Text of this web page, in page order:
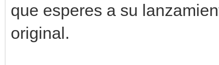
que esperes a su
original.